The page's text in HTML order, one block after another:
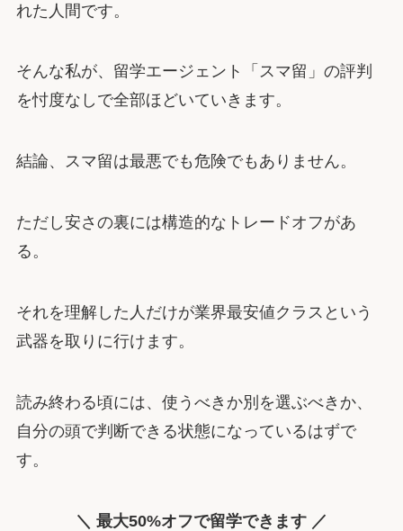
れた人間です。
そんな私が、留学エージェント「スマ留」の評判
を忖度なしで全部ほどいていきます。
結論、スマ留は最悪でも危険でもありません。
ただし安さの裏には構造的なトレードオフがあ
る。
それを理解した人だけが業界最安値クラスという
武器を取りに行けます。
読み終わる頃には、使うべきか別を選ぶべきか、
自分の頭で判断できる状態になっているはずで
す。
＼ 最大50%オフで留学できます ／